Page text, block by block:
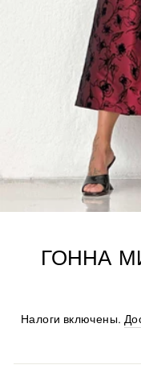
ГОННА
Налоги включены.